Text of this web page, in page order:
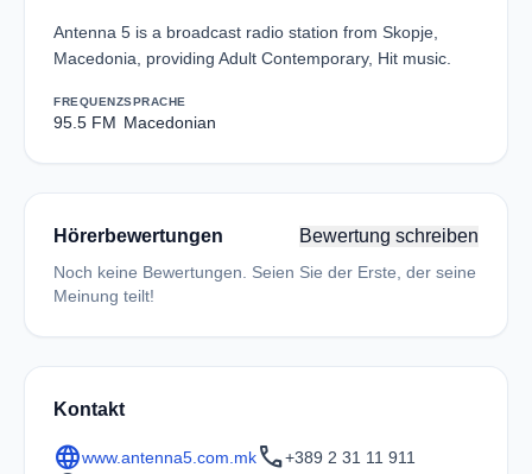
Antenna 5 is a broadcast radio station from Skopje,
Macedonia, providing Adult Contemporary, Hit music.
FREQUENZ
95.5 FM
SPRACHE
Macedonian
Hörerbewertungen Bewertung schreiben
Noch keine Bewertungen. Seien Sie der Erste, der seine
Meinung teilt!
Kontakt
languagewww.antenna5.com.mkcall+389 2 31 11 911